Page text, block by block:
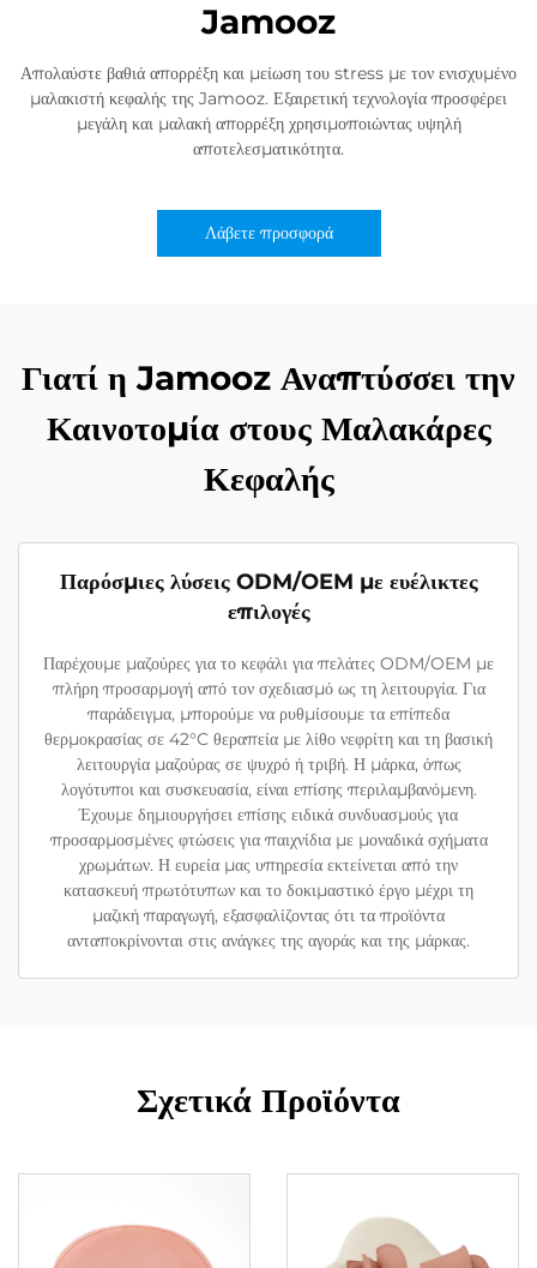
Jamooz
Απολαύστε βαθιά απορρέξη και μείωση του stress με τον ενισχυμένο
μαλακιστή κεφαλής της Jamooz. Εξαιρετική τεχνολογία προσφέρει
μεγάλη και μαλακή απορρέξη χρησιμοποιώντας υψηλή
αποτελεσματικότητα.
Λάβετε προσφορά
Γιατί η Jamooz Αναπτύσσει την
Καινοτομία στους Μαλακάρες
Κεφαλής
Παρόσμιες λύσεις ODM/OEM με ευέλικτες
επιλογές
Παρέχουμε μαζούρες για το κεφάλι για πελάτες ODM/OEM με
πλήρη προσαρμογή από τον σχεδιασμό ως τη λειτουργία. Για
παράδειγμα, μπορούμε να ρυθμίσουμε τα επίπεδα
θερμοκρασίας σε 42°C θεραπεία με λίθο νεφρίτη και τη βασική
λειτουργία μαζούρας σε ψυχρό ή τριβή. Η μάρκα, όπως
λογότυποι και συσκευασία, είναι επίσης περιλαμβανόμενη.
Έχουμε δημιουργήσει επίσης ειδικά συνδυασμούς για
προσαρμοσμένες φτώσεις για παιχνίδια με μοναδικά σχήματα
χρωμάτων. Η ευρεία μας υπηρεσία εκτείνεται από την
κατασκευή πρωτότυπων και το δοκιμαστικό έργο μέχρι τη
μαζική παραγωγή, εξασφαλίζοντας ότι τα προϊόντα
ανταποκρίνονται στις ανάγκες της αγοράς και της μάρκας.
Σχετικά Προϊόντα